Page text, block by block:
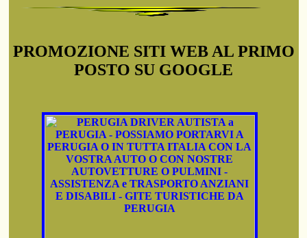
PROMOZIONE SITI WEB AL PRIMO
POSTO SU GOOGLE